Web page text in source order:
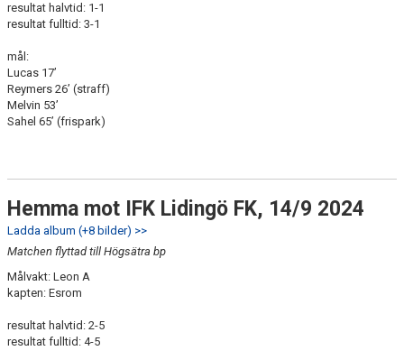
resultat halvtid: 1-1
resultat fulltid: 3-1
mål:
Lucas 17’
Reymers 26’ (straff)
Melvin 53’
Sahel 65’ (frispark)
Hemma mot IFK Lidingö FK, 14/9 2024
Ladda album (+8 bilder) >>
Matchen flyttad till Högsätra bp
Målvakt: Leon A
kapten: Esrom
resultat halvtid: 2-5
resultat fulltid: 4-5